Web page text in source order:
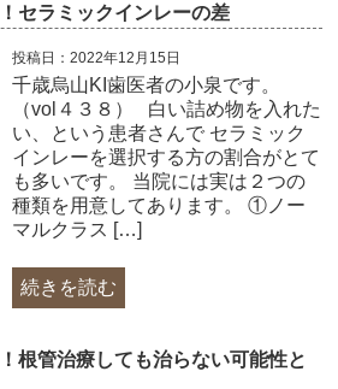
セラミックインレーの差
投稿日：2022年12月15日
千歳烏山KI歯医者の小泉です。
（vol４３８）​ 白い詰め物を入れた
い、という患者さんで セラミック
インレーを選択する方の割合がとて
も多いです。 当院には実は２つの
種類を用意してあります。 ①ノー
マルクラス […]
続きを読む
根管治療しても治らない可能性と